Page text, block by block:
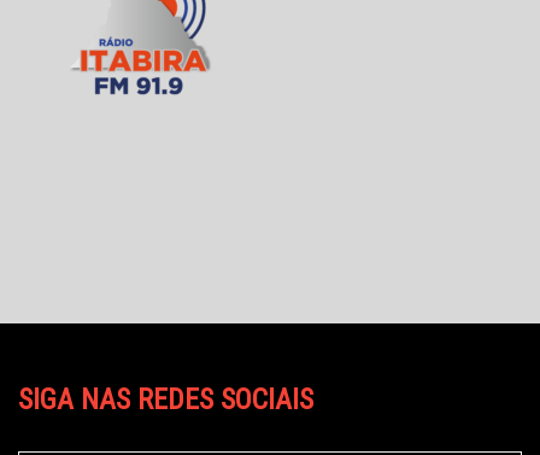
SIGA NAS REDES SOCIAIS